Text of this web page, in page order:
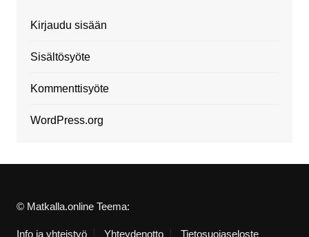
Kirjaudu sisään
Sisältösyöte
Kommenttisyöte
WordPress.org
© Matkalla.online Teema:
Info ja yhteistyö Yhteydenotto Tietosuojaseloste